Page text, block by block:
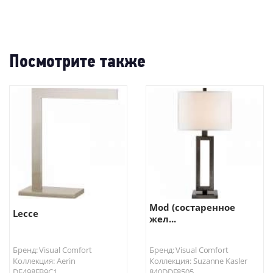
Посмотрите также
Lecce
Бренд: Visual Comfort
Коллекция: Aerin
Mod (состаренное
жел...
Бренд: Visual Comfort
Коллекция: Suzanne Kasler